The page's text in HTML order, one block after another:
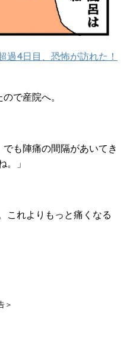
過4日目、恐怖が訪れた！
で産院へ。
でも陣痛の間隔があいてき
。」
これよりもっと痛くなる
＞